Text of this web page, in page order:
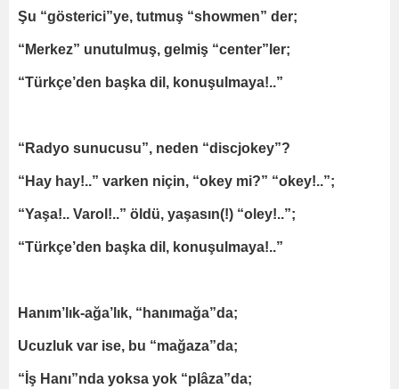
Şu “gösterici”ye, tutmuş “showmen” der;
“Merkez” unutulmuş, gelmiş “center”ler;
“Türkçe’den başka dil, konuşulmaya!..”
“Radyo sunucusu”, neden “discjokey”?
“Hay hay!..” varken niçin, “okey mi?” “okey!..”;
“Yaşa!.. Varol!..” öldü, yaşasın(!) “oley!..”;
“Türkçe’den başka dil, konuşulmaya!..”
Hanım’lık-ağa’lık, “hanımağa”da;
Ucuzluk var ise, bu “mağaza”da;
“İş Hanı”nda yoksa yok “plâza”da;